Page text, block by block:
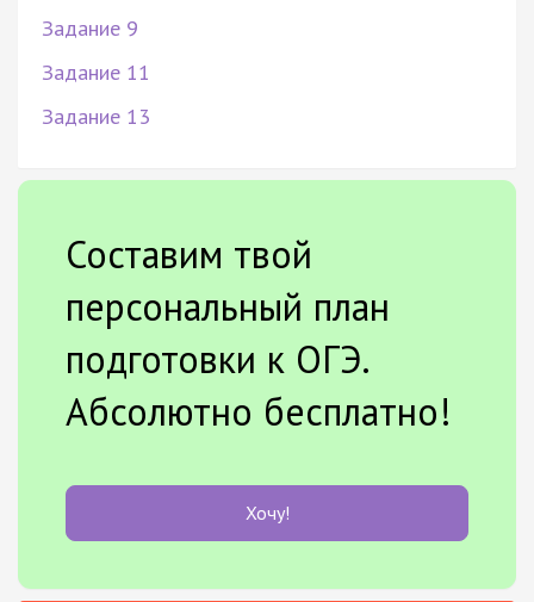
Задание 9
Задание 11
Задание 13
Составим твой
персональный план
подготовки к ОГЭ.
Абсолютно бесплатно!
Хочу!